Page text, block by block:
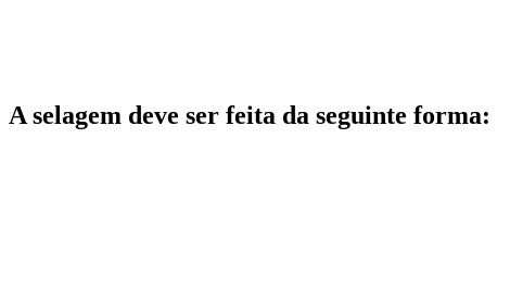
A selagem deve ser feita da seguinte forma: